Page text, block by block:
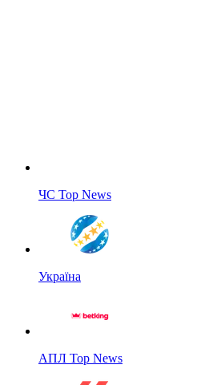
ЧС Top News
Україна
АПЛ Top News